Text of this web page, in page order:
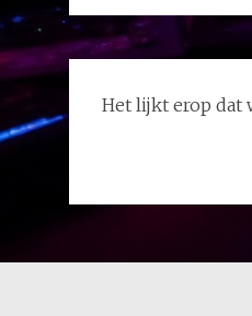
Het lijkt erop dat